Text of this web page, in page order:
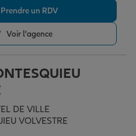
Prendre un RDV
Voir l'agence
DE VILLE
VOLVESTRE